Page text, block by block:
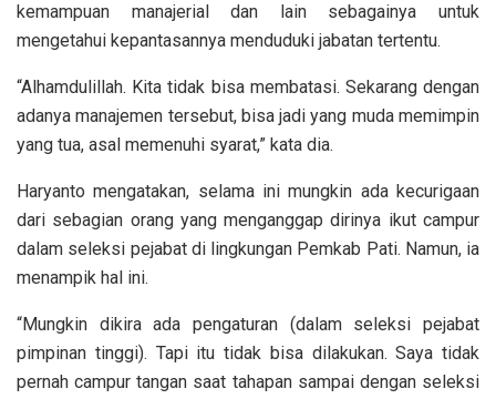
kemampuan manajerial dan lain sebagainya untuk
mengetahui kepantasannya menduduki jabatan tertentu.
“Alhamdulillah. Kita tidak bisa membatasi. Sekarang dengan
adanya manajemen tersebut, bisa jadi yang muda memimpin
yang tua, asal memenuhi syarat,” kata dia.
Haryanto mengatakan, selama ini mungkin ada kecurigaan
dari sebagian orang yang menganggap dirinya ikut campur
dalam seleksi pejabat di lingkungan Pemkab Pati. Namun, ia
menampik hal ini.
“Mungkin dikira ada pengaturan (dalam seleksi pejabat
pimpinan tinggi). Tapi itu tidak bisa dilakukan. Saya tidak
pernah campur tangan saat tahapan sampai dengan seleksi